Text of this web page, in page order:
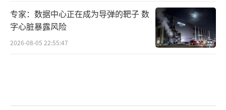
专家：数据中心正在成为导弹的靶子 数
字心脏暴露风险
2026-08-05 22:55:47